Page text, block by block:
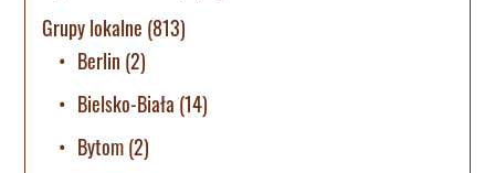
Grupy lokalne (813)
Berlin (2)
Bielsko-Biała (14)
Bytom(2)